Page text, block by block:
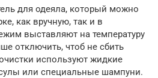
для одеяла, который можно
как вручную, так и в
выставляют на температуру
отключить, чтоб не сбить
используют жидкие
или специальные шампуни.